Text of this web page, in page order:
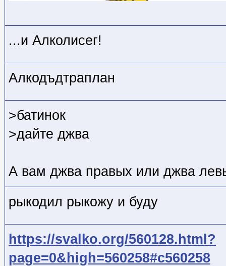
...и Алколисег!
Алкодъдтраплан
>батинок
>дайте джва
А вам джва правых или джва
рыкодил рыкожу и буду
https://svalko.org/560128.html?
page=0&high=560258#c560258